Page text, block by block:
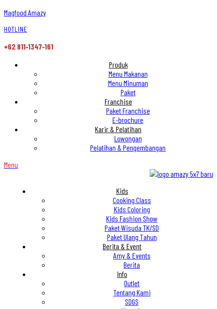
Magfood Amazy
HOTLINE
+62 811‑1347‑161
Produk
Menu Makanan
Menu Minuman
Paket
Franchise
Paket Franchise
E-brochure
Karir & Pelatihan
Lowongan
Pelatihan & Pengembangan
Menu
Kids
Cooking Class
Kids Coloring
Kids Fashion Show
Paket Wisuda TK/SD
Paket Ulang Tahun
Berita & Event
Amy & Events
Berita
Info
Outlet
Tentang Kami
SDGS